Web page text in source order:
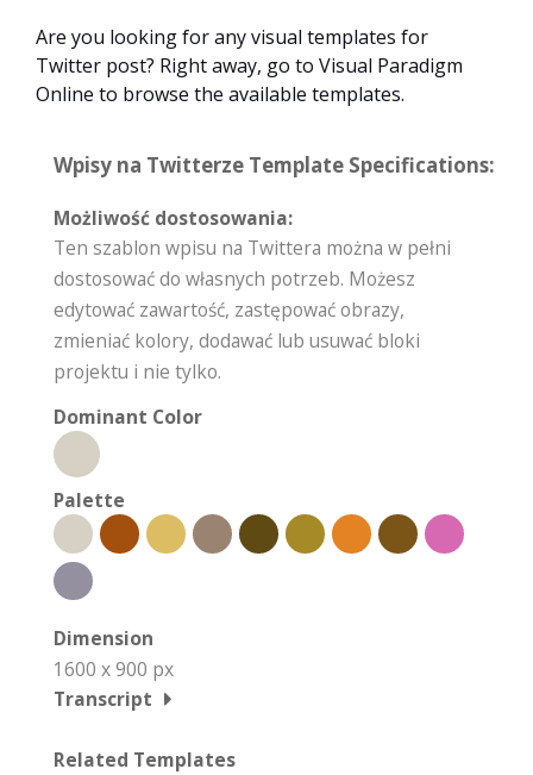
Are you looking for any visual templates for
Twitter post? Right away, go to Visual Paradigm
Online to browse the available templates.
Wpisy na Twitterze Template Specifications:
Możliwość dostosowania:
Ten szablon wpisu na Twittera można w pełni
dostosować do własnych potrzeb. Możesz
edytować zawartość, zastępować obrazy,
zmieniać kolory, dodawać lub usuwać bloki
projektu i nie tylko.
Dominant Color
Palette
Dimension
1600 x 900 px
Transcript
Related Templates